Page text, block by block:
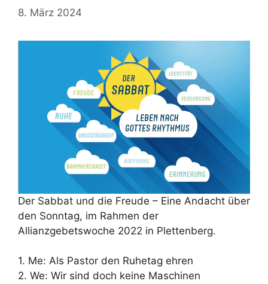
8. März 2024
Der Sabbat und die Freude – Eine Andacht über
den Sonntag, im Rahmen der
Allianzgebetswoche 2022 in Plettenberg.
1. Me: Als Pastor den Ruhetag ehren
2. We: Wir sind doch keine Maschinen